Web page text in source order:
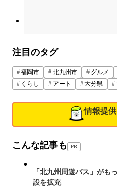
注目のタグ
福岡市 北九州市 グルメ
くらし
アート 大分県
情報提
こんな記事も PR
「北九州周遊パス」がも
設を拡充